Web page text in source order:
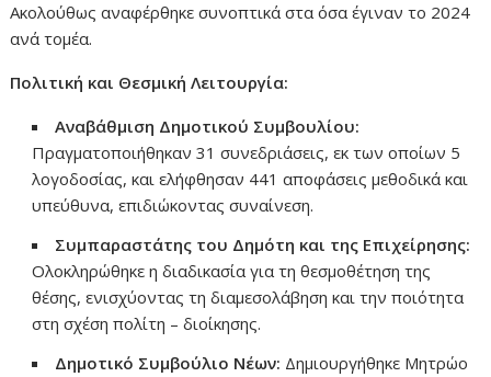
Ακολούθως αναφέρθηκε συνοπτικά στα όσα έγιναν το 2024
ανά τομέα.
Πολιτική και Θεσμική Λειτουργία:
Αναβάθμιση Δημοτικού Συμβουλίου:
Πραγματοποιήθηκαν 31 συνεδριάσεις, εκ των οποίων 5
λογοδοσίας, και ελήφθησαν 441 αποφάσεις μεθοδικά και
υπεύθυνα, επιδιώκοντας συναίνεση.
Συμπαραστάτης του Δημότη και της Επιχείρησης:
Ολοκληρώθηκε η διαδικασία για τη θεσμοθέτηση της
θέσης, ενισχύοντας τη διαμεσολάβηση και την ποιότητα
στη σχέση πολίτη – διοίκησης.
Δημοτικό Συμβούλιο Νέων: Δημιουργήθηκε Μητρώο